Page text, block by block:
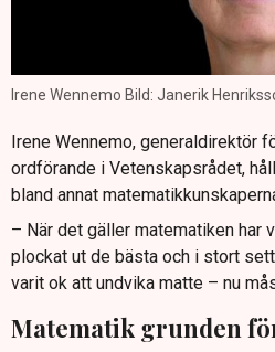
Irene Wennemo Bild: Janerik
Irene Wennemo, generaldirektör
ordförande i Vetenskapsrådet,
bland annat
– När det gäller matematiken har
plockat ut de bästa och i stort
varit ok att undvika matte – nu
Matematik grunden